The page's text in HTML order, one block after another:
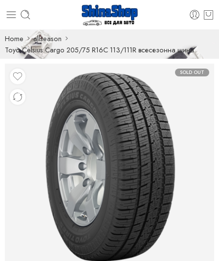
Home
allseason
Toyo Celsius Cargo 205/75 R16C 113/111R всесезонна шина
SOLD OUT